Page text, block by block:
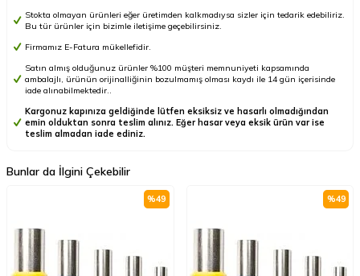
Stokta olmayan ürünleri eğer üretimden kalkmadıysa sizler için tedarik edebiliriz.
Bu tür ürünler için bizimle iletişime geçebilirsiniz.
Firmamız E-Fatura mükellefidir.
Satın almış olduğunuz ürünler %100 müşteri memnuniyeti kapsamında
ambalajlı, ürünün orijinalliğinin bozulmamış olması kaydı ile 14 gün içerisinde
iade alınabilmektedir..
Kargonuz kapınıza geldiğinde lütfen eksiksiz ve hasarlı olmadığından
emin olduktan sonra teslim alınız. Eğer hasar veya eksik ürün var ise
teslim almadan iade ediniz.
Bunlar da İlgini Çekebilir
%49 %49